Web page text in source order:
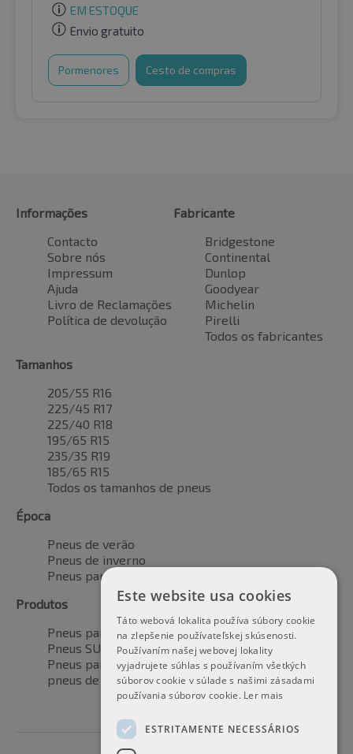
EM ESTOQUE
Envio gratuito
Pormenores Cesto de compras
Informações
Contacto
Sobre nós
Impressum
Ajuda
Livro de Reclamações
Política de devolução
Fabricante
Bridgestone
Continental
Dunlop
Goodyear
Michelin
Pirelli
Todos os fabricantes
Tamanhos
205/55 R16
225/45 R17
225/40 R18
195/65 R15
235/35 R19
185/65 R15
Todos os tamanhos de pneus
Época
Pneus de verão
Pneus de inverno
Pneus para todas as estações
Produtos
Pneus para automóveis
Pneus SUV / 4x4
Pneus para veículos de transporte
pneus de motocicleta
Este website usa cookies
Táto webová lokalita používa súbory cookie
na zlepšenie používateľskej skúsenosti.
Používaním našej webovej lokality
vyjadrujete súhlas s používaním všetkých
súborov cookie v súlade s našimi zásadami
používania súborov cookie. Ler mais
ESTRITAMENTE NECESSÁRIOS